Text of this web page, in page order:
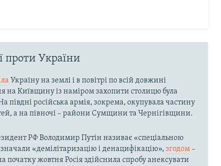
проти України
Україну на землі і в повітрі по всій довжині
на Київщину із наміром захопити столицю була
півдні російська армія, зокрема, окупувала частину
а на півночі – райони Сумщини та Чернігівщини.
РФ Володимир Путін називає «спеціальною
«демілітаризацію і денацифікацію»,згодом–
початку жовтня Росія здійснила спробу анексувати